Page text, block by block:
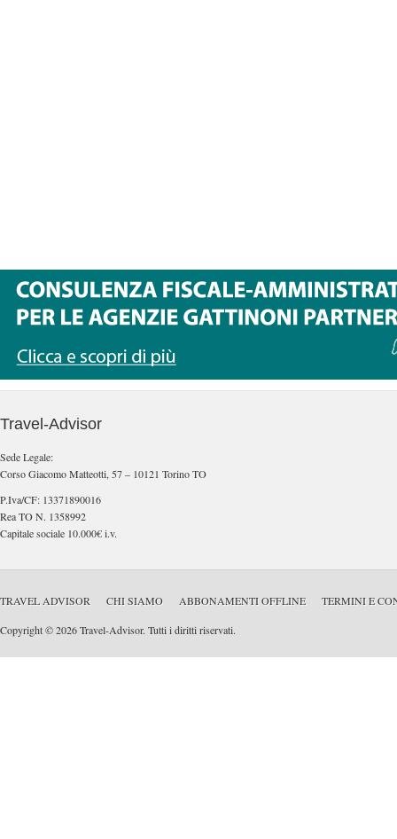
Travel-Advisor
Sede Legale:
Corso Giacomo Matteotti, 57 – 10121 Torino TO
P.Iva/CF: 13371890016
Rea TO N. 1358992
Capitale sociale 10.000€ i.v.
TRAVEL ADVISOR CHI SIAMO ABBONAMENTI OFFLINE TERMINI E
Copyright © 2026 Travel-Advisor. Tutti i diritti riservati.